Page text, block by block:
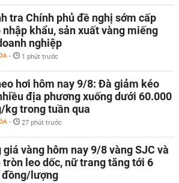
tra Chính phủ đề nghị sớm cấp
nhập khẩu, sản xuất vàng miếng
nghiệp
- 1 phút trước
hơi hôm nay 9/8: Đà giảm kéo
địa phương xuống dưới 60.000
kg trong tuần qua
- 27 phút trước
giá vàng hôm nay 9/8 vàng SJC và
tròn leo dốc, nữ trang tăng tới 6
lượng